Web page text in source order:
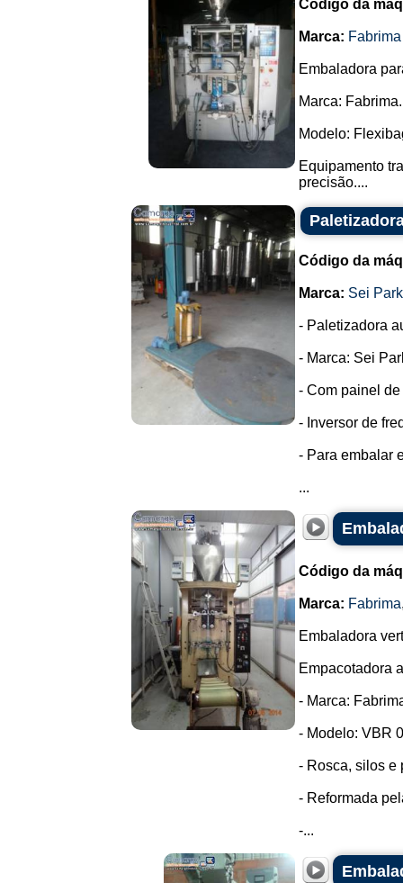
Código da
Marca: Fabrima
Embaladora
Marca: Fabrima.
Modelo:
Equipamento
precisão....
Código da
Marca: Sei Park
- Paletizadora
- Marca: Sei
- Com painel
- Inversor de
- Para embalar
...
Código da
Marca: Fabrima
Embaladora
Empacotadora
- Marca:
- Modelo: VBR
- Rosca, silos e
- Reformada
-...